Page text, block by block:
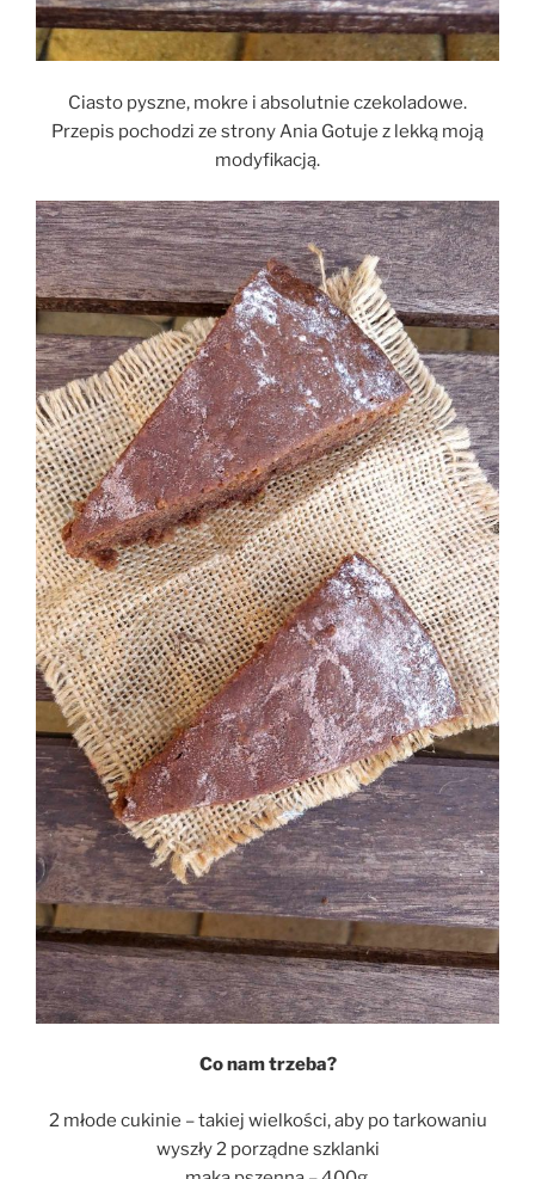
Ciasto pyszne, mokre i absolutnie czekoladowe.
Przepis pochodzi ze strony Ania Gotuje z lekką moją
modyfikacją.
Co nam trzeba?
2 młode cukinie – takiej wielkości, aby po tarkowaniu
wyszły 2 porządne szklanki